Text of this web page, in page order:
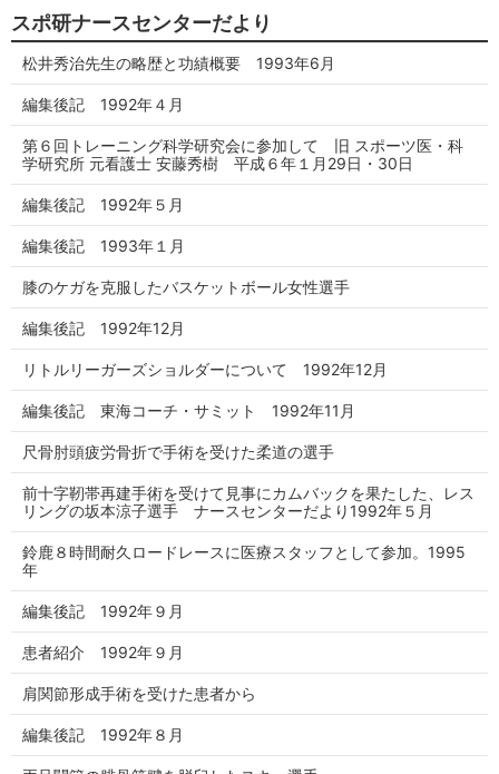
スポ研ナースセンターだより
松井秀治先生の略歴と功績概要 1993年6月
編集後記 1992年４月
第６回トレーニング科学研究会に参加して 旧 スポーツ医・科
学研究所 元看護士 安藤秀樹 平成６年１月29日・30日
編集後記 1992年５月
編集後記 1993年１月
膝のケガを克服したバスケットボール女性選手
編集後記 1992年12月
リトルリーガーズショルダーについて 1992年12月
編集後記 東海コーチ・サミット 1992年11月
尺骨肘頭疲労骨折で手術を受けた柔道の選手
前十字靭帯再建手術を受けて見事にカムバックを果たした、レス
リングの坂本涼子選手 ナースセンターだより1992年５月
鈴鹿８時間耐久ロードレースに医療スタッフとして参加。1995
年
編集後記 1992年９月
患者紹介 1992年９月
肩関節形成手術を受けた患者から
編集後記 1992年８月